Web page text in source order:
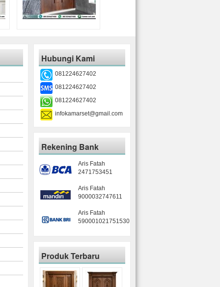
Hubungi Kami
081224627402
081224627402
081224627402
infokamarset@gmail.com
Rekening Bank
Aris Fatah
2471753451
Aris Fatah
9000032747611
Aris Fatah
590001021751530
Produk Terbaru